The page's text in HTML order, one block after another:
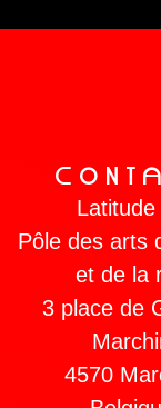
Latitude
Pôle des arts
et de la
3 place de
4570